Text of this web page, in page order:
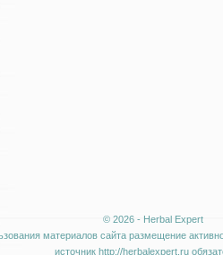
© 2026 - Herbal Expert
материалов сайта размещение
источник http://herbalexpert.ru